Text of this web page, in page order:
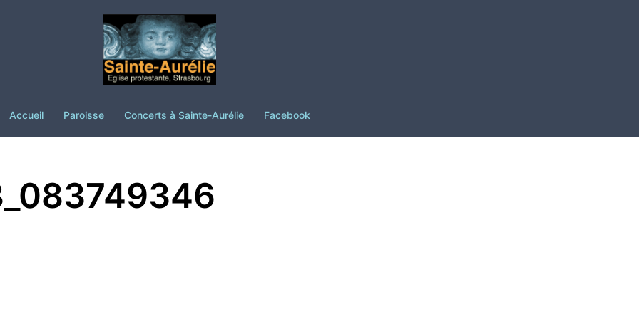
Accueil Paroisse Concerts à Sainte-Aurélie Facebook